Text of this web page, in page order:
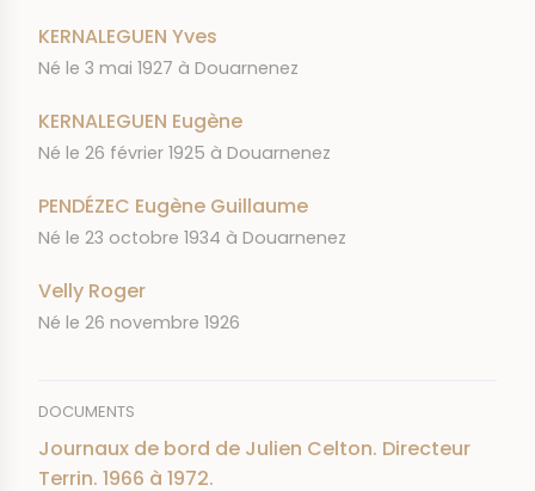
KERNALEGUEN Yves
Né le 3 mai 1927 à Douarnenez
KERNALEGUEN Eugène
Né le 26 février 1925 à Douarnenez
PENDÉZEC Eugène Guillaume
Né le 23 octobre 1934 à Douarnenez
Velly Roger
Né le 26 novembre 1926
DOCUMENTS
Journaux de bord de Julien Celton. Directeur
Terrin. 1966 à 1972.